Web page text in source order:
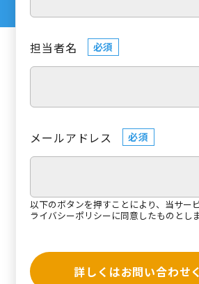
担当者名 必須
メールアドレス 必須
以下のボタンを押すことにより、当サー
ライバシーポリシーに同意したものとしま
詳しくはお問い合わせ